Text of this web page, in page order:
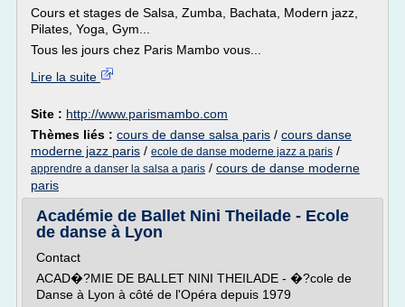
Cours et stages de Salsa, Zumba, Bachata, Modern jazz,
Pilates, Yoga, Gym...
Tous les jours chez Paris Mambo vous...
Lire la suite
Site : http://www.parismambo.com
Thèmes liés : cours de danse salsa paris / cours danse
moderne jazz paris / ecole de danse moderne jazz a paris /
apprendre a danser la salsa a paris / cours de danse moderne
paris
Académie de Ballet Nini Theilade - Ecole
de danse à Lyon
Contact
ACAD�?MIE DE BALLET NINI THEILADE - �?cole de
Danse à Lyon à côté de l'Opéra depuis 1979